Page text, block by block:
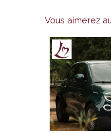
Vous aimerez